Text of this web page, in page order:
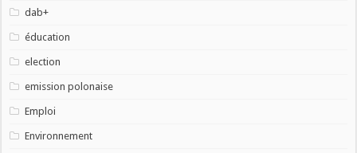
dab+
éducation
election
emission polonaise
Emploi
Environnement